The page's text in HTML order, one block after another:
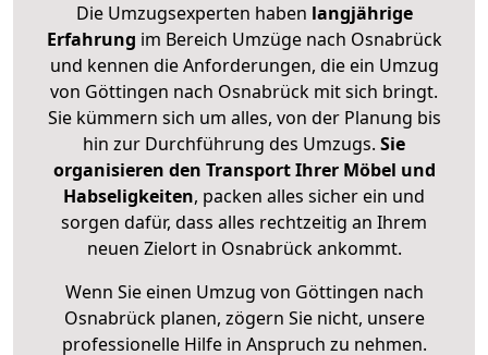
Die Umzugsexperten haben langjährige
Erfahrung im Bereich Umzüge nach Osnabrück
und kennen die Anforderungen, die ein Umzug
von Göttingen nach Osnabrück mit sich bringt.
Sie kümmern sich um alles, von der Planung bis
hin zur Durchführung des Umzugs. Sie
organisieren den Transport Ihrer Möbel und
Habseligkeiten, packen alles sicher ein und
sorgen dafür, dass alles rechtzeitig an Ihrem
neuen Zielort in Osnabrück ankommt.
Wenn Sie einen Umzug von Göttingen nach
Osnabrück planen, zögern Sie nicht, unsere
professionelle Hilfe in Anspruch zu nehmen.